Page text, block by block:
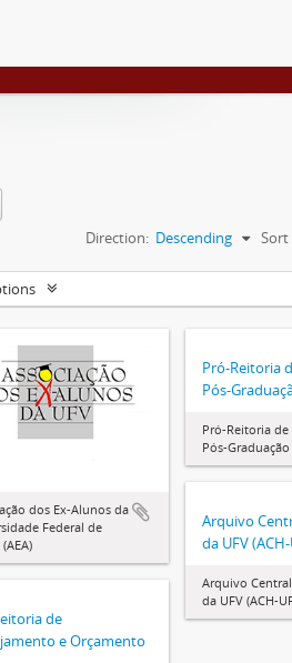
Sort
Direction: Descending
dos Ex-Alunos da
Federal de
Pró-Reitoria
Pós-
Pró-Reitoria de
Pós-Graduação
Arquivo
da UFV
Arquivo
da UFV (ACH-
de
e Orçamento